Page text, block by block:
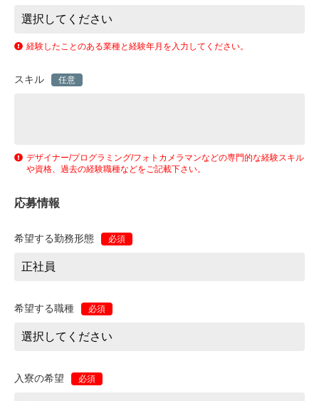
経験したことのある業種と経験年月を入力してください。
スキル 任意
デザイナー/プログラミング/フォトカメラマンなどの専門的な経験スキル
や資格、過去の経験職種などをご記載下さい。
応募情報
希望する勤務形態 必須
希望する職種 必須
入寮の希望 必須